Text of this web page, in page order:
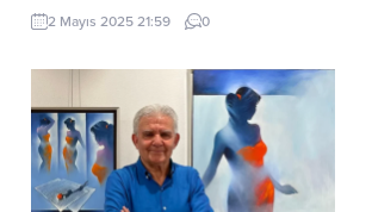
Tekirdağ’da tamamladı. 2024 yılında
Bilecik Şeyh Edebali Üniversitesi Fen-
mezun olan Çetinbaş, lisans eğitimini
“Bilim Tarihi’nin Akademik Hüviyeti”
başlıklı mezuniyet teziyle tamamladı. Aynı
yıl pedagojik formasyon eğitimi alarak
tarih öğretmeni unvanını aldı....
2 Mayıs 2025 21:59 0